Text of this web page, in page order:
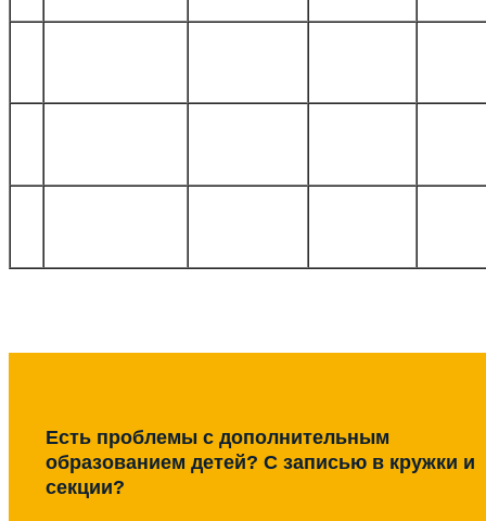
Есть проблемы с дополнительным
образованием детей? С записью в кружки и
секции?